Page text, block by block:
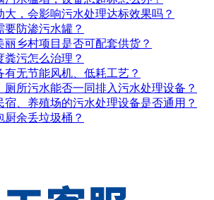
大，会影响污水处理达标效果吗？
要防渗污水罐？
丽乡村项目是否可配套供货？
粪污怎么治理？
有无节能风机、低耗工艺？
厕所污水能否一同排入污水处理设备？
宿、养殖场的污水处理设备是否通用？
厨余丢垃圾桶？